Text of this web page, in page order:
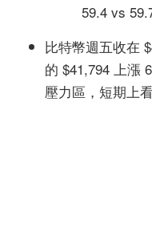
59.4 vs
比特幣週五收在
的 $41,794 上漲
壓力區，短期上